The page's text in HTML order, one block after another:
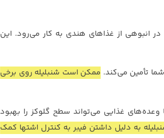
از غذاهای هندی به کار می‌رود. این
تأمین می‌کند. ممکن است شنبلیله روی برخی
شنبلیله همراه با وعده‌های غذایی می‌تواند سطح گلوکز را بهبود
به دلیل داشتن فیبر به کنترل اشتها کمک